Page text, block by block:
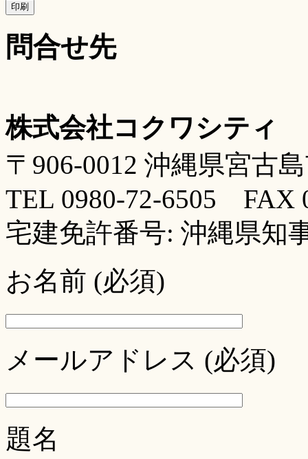
印刷
問合せ先
株式会社コクワシティ
〒906-0012 沖縄県宮古
TEL 0980-72-6505 FAX
宅建免許番号: 沖縄県知
お名前 (必須)
メールアドレス (必須)
題名